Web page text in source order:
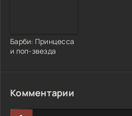
Барби: Принцесса
и поп-звезда
Комментарии